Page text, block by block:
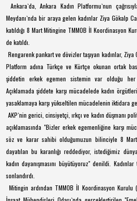
Ankara`da, Ankara Kadın Platformu`nun
Meydanı`nda bir araya gelen kadınlar Ziya Gökalp
katıldığı 8 Mart Mitingine TMMOB İl Koordinasyon
de katıldı.
Rengarenk pankart ve dövizler taşıyan kadınlar,
Platform adına Türkçe ve Kürtçe okunan ortak
şiddetin erkek egemen sistemin var olduğu her
Açıklamada şiddete karşı mücadelede kadın
yasaklamaya karşı yükseltilen mücadelenin iktidara geri
AKP`nin gerici, cinsiyetçi, ırkçı ve kadın düşmanı
açıklamasında "Bizler erkek egemenliğine karşı
söz ve karar sahibi olduğumuzun bilinciyle 8
dayatılan bu karanlığı reddediyor, istediğimiz
kadın dayanışmasını büyütüyoruz" denildi.
sonlandırdı.
Mitingin ardından TMMOB İl Koordinasyon Kurulu